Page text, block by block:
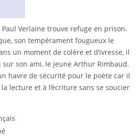
Verlaine trouve refuge en prison.
son tempérament fougueux le
un moment de colère et d’ivresse, il
son ami, le jeune Arthur Rimbaud.
havre de sécurité pour le poète car il
lecture et à l’écriture sans se soucier